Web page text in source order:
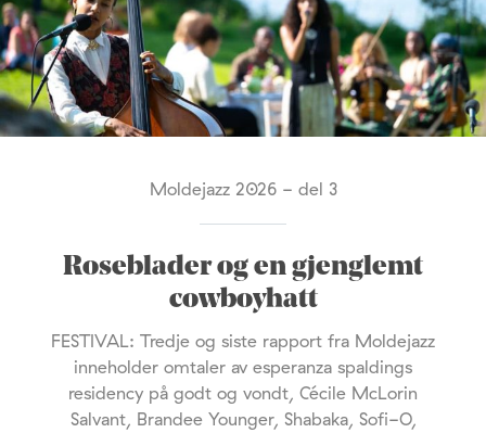
Moldejazz 2026 - del 3
Roseblader og en gjenglemt
cowboyhatt
FESTIVAL: Tredje og siste rapport fra Moldejazz
inneholder omtaler av esperanza spaldings
residency på godt og vondt, Cécile McLorin
Salvant, Brandee Younger, Shabaka, Sofi-O,